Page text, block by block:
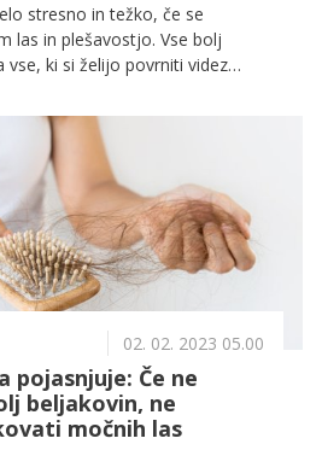
stresno in težko, če se
las in plešavostjo. Vse bolj
vse, ki si želijo povrniti videz
Vse o inovativnem
in občutek svobode",
Maja Dominič.
02. 02. 2023 05.00
pojasnjuje: Če ne
beljakovin, ne
močnih las